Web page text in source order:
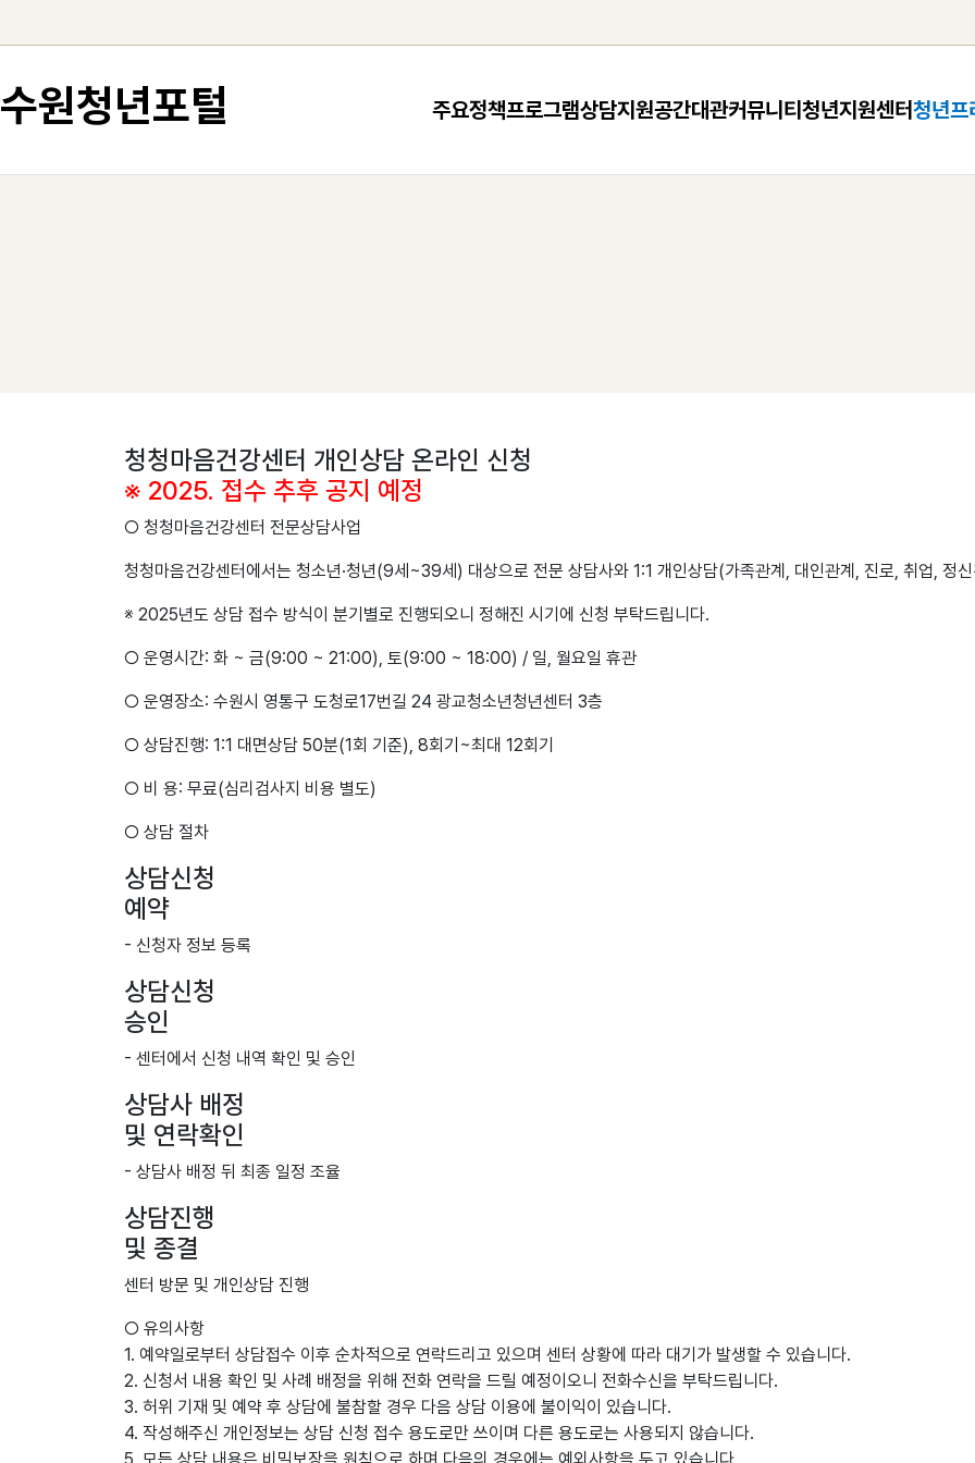
수원청년포털 주요정책프로그램상담지원공간대관커뮤니티 청년지원센터청년프
청청마음건강센터 개인상담 온라인 신청
※ 2025. 접수 추후 공지 예정
○ 청청마음건강센터 전문상담사업
청청마음건강센터에서는 청소년·청년(9세~39세) 대상으로 전문 상담사와 1:1 개인상담(가족관계, 대인관계, 진로, 취업, 정
※ 2025년도 상담 접수 방식이 분기별로 진행되오니 정해진 시기에 신청 부탁드립니다.
○ 운영시간: 화 ~ 금(9:00 ~ 21:00), 토(9:00 ~ 18:00) / 일, 월요일 휴관
○ 운영장소: 수원시 영통구 도청로17번길 24 광교청소년청년센터 3층
○ 상담진행: 1:1 대면상담 50분(1회 기준), 8회기~최대 12회기
○ 비 용: 무료(심리검사지 비용 별도)
○ 상담 절차
상담신청
예약
- 신청자 정보 등록
상담신청
승인
- 센터에서 신청 내역 확인 및 승인
상담사 배정
및 연락확인
- 상담사 배정 뒤 최종 일정 조율
상담진행
및 종결
센터 방문 및 개인상담 진행
○ 유의사항
1. 예약일로부터 상담접수 이후 순차적으로 연락드리고 있으며 센터 상황에 따라 대기가 발생할 수 있습니다.
2. 신청서 내용 확인 및 사례 배정을 위해 전화 연락을 드릴 예정이오니 전화수신을 부탁드립니다.
3. 허위 기재 및 예약 후 상담에 불참할 경우 다음 상담 이용에 불이익이 있습니다.
4. 작성해주신 개인정보는 상담 신청 접수 용도로만 쓰이며 다른 용도로는 사용되지 않습니다.